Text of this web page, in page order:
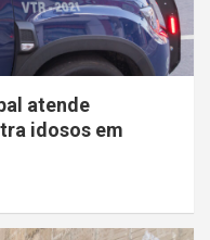
atende
idosos em